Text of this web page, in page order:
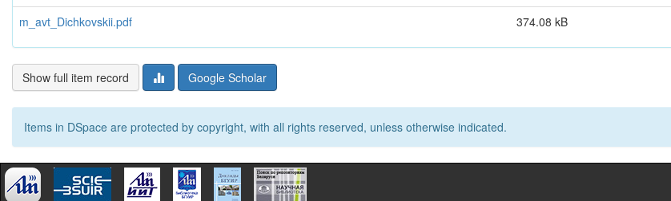
m_avt_Dichkovskii.pdf
374.08 kB
Show full item record Google Scholar
Items in DSpace are protected by copyright, with all rights reserved, unless otherwise indicated.